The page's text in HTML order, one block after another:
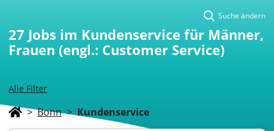
Alle Filter
Suche ändern
27 Jobs im Kundenservice für Männer,
Frauen (engl.: Customer Service)
> Bonn > Kundenservice